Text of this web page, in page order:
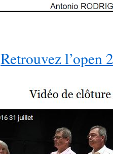
Retrouvez l’open